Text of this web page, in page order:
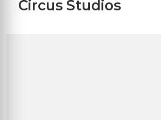
Circus Studios